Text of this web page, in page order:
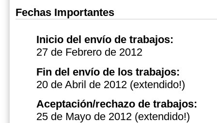
Fechas Importantes
Inicio del envío de trabajos:
27 de Febrero de 2012
Fin del envío de los trabajos:
20 de Abril de 2012 (extendido!)
Aceptación/rechazo de trabajos:
25 de Mayo de 2012 (extendido!)